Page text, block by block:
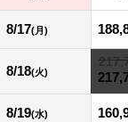
8/17(月)
8/18(火)
8/19(水)